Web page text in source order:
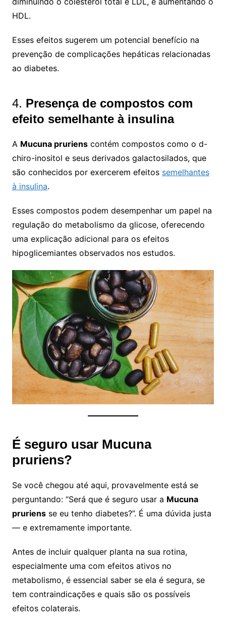
HDL.
Esses efeitos sugerem um potencial benefício na
prevenção de complicações hepáticas relacionadas
ao diabetes.
4. Presença de compostos com
efeito semelhante à insulina
A Mucuna prurienscontém compostos como o d-
chiro-inositol e seus derivados galactosilados, que
são conhecidos por exercerem efeitos semelhantes
à insulina.
Esses compostos podem desempenhar um papel na
regulação do metabolismo da glicose, oferecendo
uma explicação adicional para os efeitos
hipoglicemiantes observados nos estudos.
É seguro usar Mucuna
pruriens?
Se você chegou até aqui, provavelmente está se
perguntando: “Será que é seguro usar a Mucuna
pruriensse eu tenho diabetes?”. É uma dúvida justa
— e extremamente importante.
Antes de incluir qualquer planta na sua rotina,
especialmente uma com efeitos ativos no
metabolismo, é essencial saber se ela é segura, se
tem contraindicações e quais são os possíveis
efeitos colaterais.